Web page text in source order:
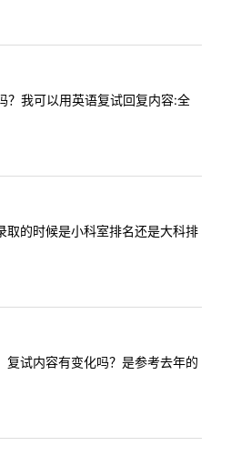
我可以用英语复试回复内容:全
的时候是小科室排名还是大科排
试内容有变化吗？是参考去年的